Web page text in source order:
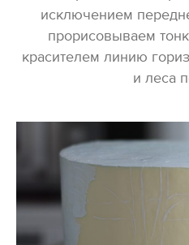
исключением
прорисовываем
красителем линию
и леса